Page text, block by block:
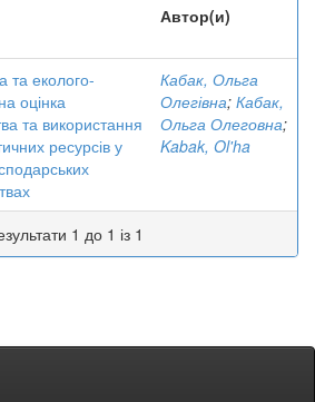
Автор(и)
та еколого-
оцінка
та використання
ресурсів у
Кабак, Ольга
Олегівна; Кабак,
Ольга Олеговна;
Kabak, Ol'ha
1 до 1 із 1